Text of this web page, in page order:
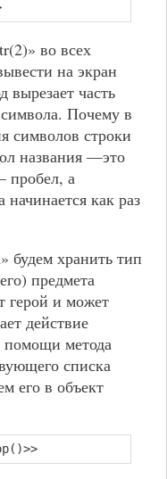
во всех
на экран
вырезает часть
Почему в
символов строки
названия —это
пробел, а
начинается как раз
будем хранить тип
предмета
герой и может
действие
метода
списка
его в объект